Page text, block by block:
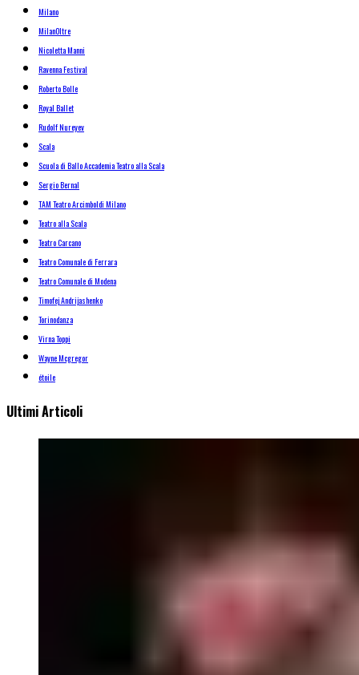
Milano
MilanOltre
Nicoletta Manni
Ravenna Festival
Roberto Bolle
Royal Ballet
Rudolf Nureyev
Scala
Scuola di Ballo Accademia Teatro alla Scala
Sergio Bernal
TAM Teatro Arcimboldi Milano
Teatro alla Scala
Teatro Carcano
Teatro Comunale di Ferrara
Teatro Comunale di Modena
Timofej Andrijashenko
Torinodanza
Virna Toppi
Wayne Mcgregor
étoile
Ultimi Articoli